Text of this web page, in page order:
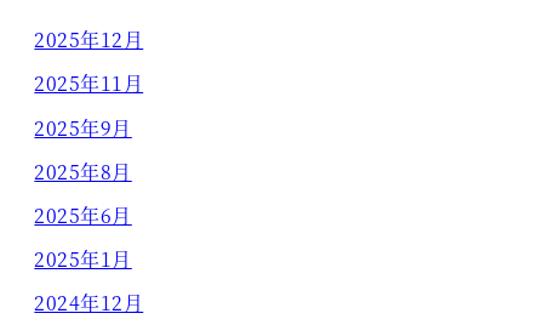
2025年12月
2025年11月
2025年9月
2025年8月
2025年6月
2025年1月
2024年12月